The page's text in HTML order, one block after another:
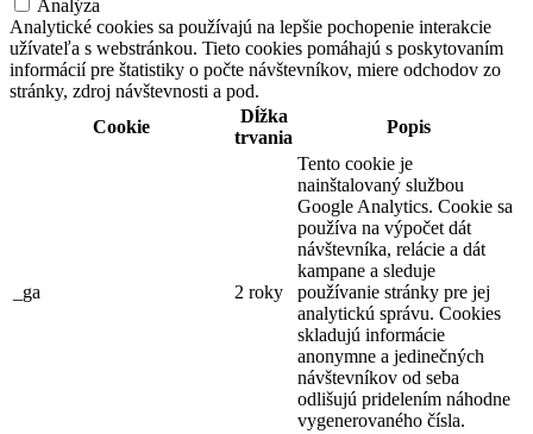
Analýza
Analytické cookies sa používajú na lepšie pochopenie interakcie
užívateľa s webstránkou. Tieto cookies pomáhajú s poskytovaním
informácií pre štatistiky o počte návštevníkov, miere odchodov zo
stránky, zdroj návštevnosti a pod.
Cookie
Dĺžka
trvania
Popis
_ga 2 roky
Tento cookie je
nainštalovaný službou
Google Analytics. Cookie sa
používa na výpočet dát
návštevníka, relácie a dát
kampane a sleduje
používanie stránky pre jej
analytickú správu. Cookies
skladujú informácie
anonymne a jedinečných
návštevníkov od seba
odlišujú pridelením náhodne
vygenerovaného čísla.